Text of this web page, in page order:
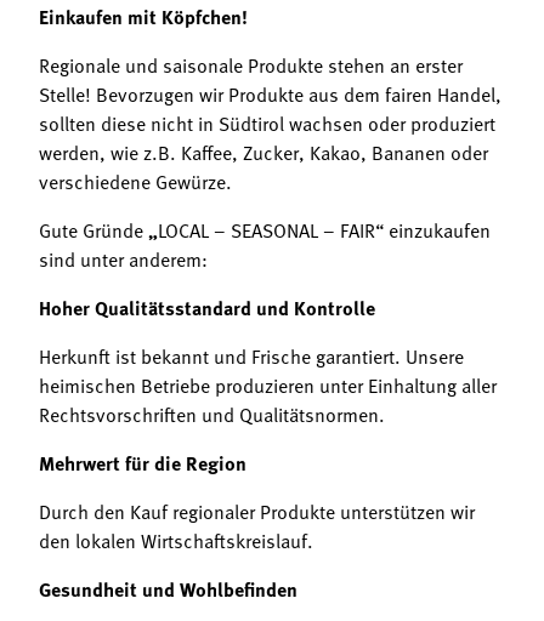
Einkaufen mit Köpfchen!
Regionale und saisonale Produkte stehen an erster
Stelle! Bevorzugen wir Produkte aus dem fairen Handel,
sollten diese nicht in Südtirol wachsen oder produziert
werden, wie z.B. Kaffee, Zucker, Kakao, Bananen oder
verschiedene Gewürze.
Gute Gründe „LOCAL – SEASONAL – FAIR“ einzukaufen
sind unter anderem:
Hoher Qualitätsstandard und Kontrolle
Herkunft ist bekannt und Frische garantiert. Unsere
heimischen Betriebe produzieren unter Einhaltung aller
Rechtsvorschriften und Qualitätsnormen.
Mehrwert für die Region
Durch den Kauf regionaler Produkte unterstützen wir
den lokalen Wirtschaftskreislauf.
Gesundheit und Wohlbefinden